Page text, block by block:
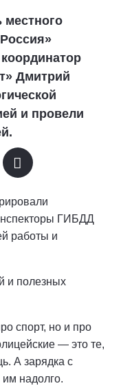
местного
Дмитрий
и провели
ГИБДД
работы и
и полезных
спорт, но и про
— это те,
А зарядка с
надолго.